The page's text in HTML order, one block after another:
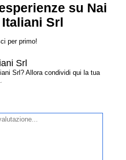
su Nai
Srl
per primo!
Srl
Srl? Allora condividi qui la tua